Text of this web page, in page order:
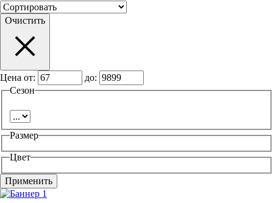
Очистить
Цена от:
до:
Сезон
Размер
Цвет